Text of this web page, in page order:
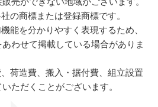
売ができない地域がございます。
の商標または登録商標です。
能を分かりやすく表現するため、
わせて掲載している場合がありま
荷造費、搬入・据付費、組立設置
ただくことがございます。